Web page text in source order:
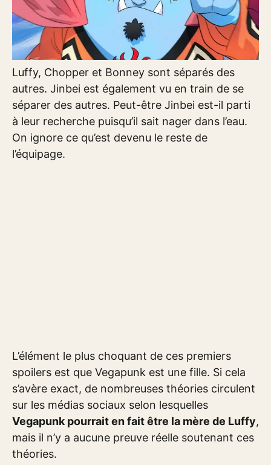
Luffy, Chopper et Bonney sont séparés des
autres. Jinbei est également vu en train de se
séparer des autres. Peut-être Jinbei est-il parti
à leur recherche puisqu’il sait nager dans l’eau.
On ignore ce qu’est devenu le reste de
l’équipage.
L’élément le plus choquant de ces premiers
spoilers est que Vegapunk est une fille. Si cela
s’avère exact, de nombreuses théories circulent
sur les médias sociaux selon lesquelles
Vegapunk pourrait en fait être la mère de Luffy,
mais il n’y a aucune preuve réelle soutenant ces
théories.